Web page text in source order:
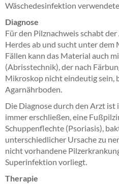
Wäschedesinfektion
Diagnose
Für den Pilznachweis schabt
Herdes ab und sucht unter
Fällen kann das Material auch
(Abrisstechnik), der nach
Mikroskop nicht eindeutig sein,
Agarnährboden.
Die Diagnose durch den Arzt ist
immer erschließen, eine
Schuppenflechte (Psoriasis),
unterschiedlicher Ursache zu
nicht vorhandene
Superinfektion vorliegt.
Therapie